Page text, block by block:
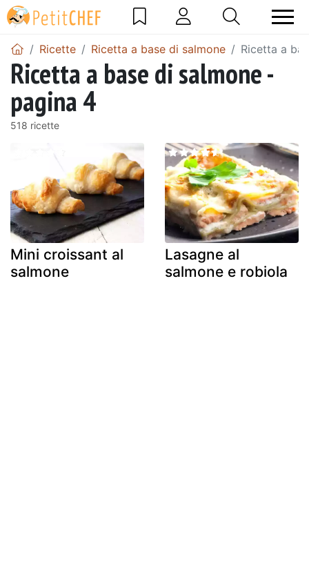
Ricette Ricetta a base di salmone Ricetta a
Ricetta a base di salmone -
pagina 4
518 ricette
Mini croissant al
salmone
Lasagne al
salmone e robiola